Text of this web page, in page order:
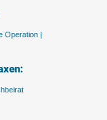
Operation |